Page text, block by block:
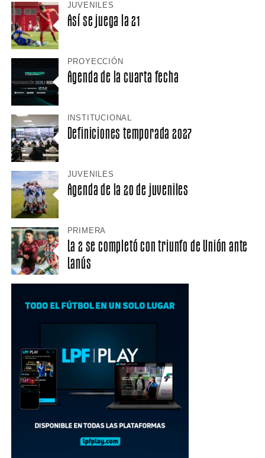
JUVENILES
Así se juega la 21
PROYECCIÓN
Agenda de la cuarta fecha
INSTITUCIONAL
Definiciones temporada 2027
JUVENILES
Agenda de la 20 de juveniles
PRIMERA
La 2 se completó con triunfo de Unión ante
Lanús